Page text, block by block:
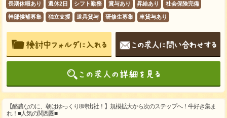
長期休暇あり 週休2日 シフト勤務 賞与あり 昇給あり 社会保険完備
幹部候補募集 独立支援 道具貸与 研修生募集 車貸与あり
【酪農なのに、朝はゆっくり8時出社！】規模拡大から次のステップへ！牛好き集ま
れ！■人気の関西圏■